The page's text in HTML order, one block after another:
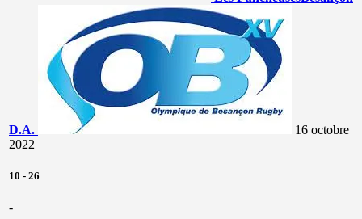
D.A.
16 octobre
2022
10 - 26
-